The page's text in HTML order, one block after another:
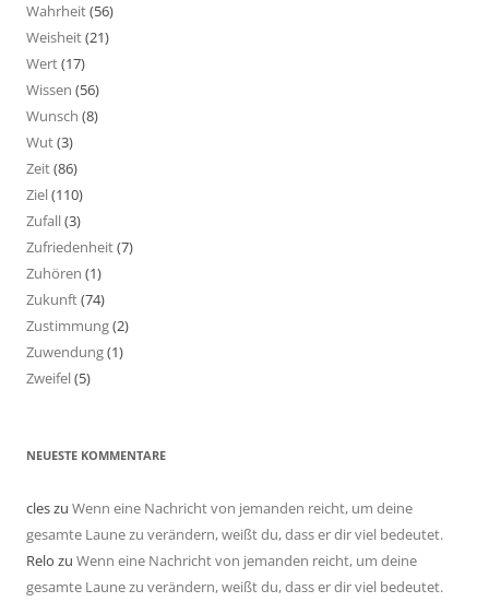
Wahrheit(56)
Weisheit(21)
Wert(17)
Wissen (56)
Wunsch (8)
Wut(3)
Zeit(86)
Ziel(110)
Zufall(3)
Zufriedenheit(7)
Zuhören (1)
Zukunft(74)
Zustimmung(2)
Zuwendung(1)
Zweifel(5)
NEUESTE KOMMENTARE
cleszu Wenn eine Nachricht von jemanden reicht, um deine
gesamte Laune zu verändern, weißt du, dass er dir viel bedeutet.
Relo zu Wenn eine Nachricht von jemanden reicht, um deine
gesamte Laune zu verändern, weißt du, dass er dir viel bedeutet.